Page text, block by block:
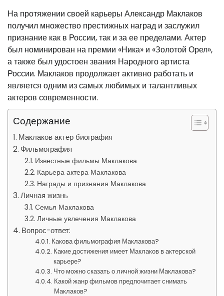
На протяжении своей карьеры Александр Маклаков
получил множество престижных наград и заслужил
признание как в России, так и за ее пределами. Актер
был номинирован на премии «Ника» и «Золотой Орел»,
а также был удостоен звания Народного артиста
России. Маклаков продолжает активно работать и
является одним из самых любимых и талантливых
актеров современности.
Содержание
Маклаков актер биография
Фильмография
Известные фильмы Маклакова
Карьера актера Маклакова
Награды и признания Маклакова
Личная жизнь
Семья Маклакова
Личные увлечения Маклакова
Вопрос-ответ:
Какова фильмография Маклакова?
Какие достижения имеет Маклаков в актерской
карьере?
Что можно сказать о личной жизни Маклакова?
Какой жанр фильмов предпочитает снимать
Маклаков?